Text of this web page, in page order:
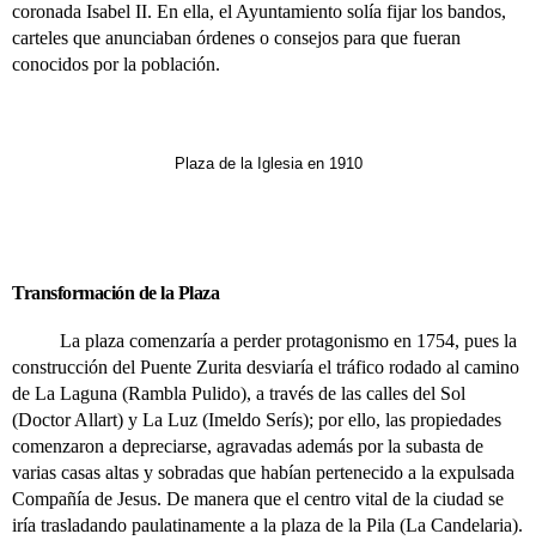
coronada Isabel II. En ella, el Ayuntamiento solía fijar los bandos,
carteles que anunciaban órdenes o consejos para que fueran
conocidos por la población.
Plaza de la Iglesia en 1910
Transformación de la Plaza
La plaza comenzaría a perder protagonismo en 1754, pues la
construcción del Puente Zurita desviaría el tráfico rodado al camino
de La Laguna (Rambla Pulido), a través de las calles del Sol
(Doctor Allart) y La Luz (Imeldo Serís); por ello, las propiedades
comenzaron a depreciarse, agravadas además por la subasta de
varias casas altas y sobradas que habían pertenecido a la expulsada
Compañía de Jesus. De manera que el centro vital de la ciudad se
iría trasladando paulatinamente a la plaza de la Pila (La Candelaria).